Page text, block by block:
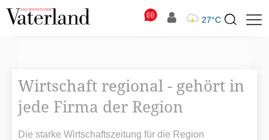
27°CSuchbegriff
Wirtschaft regional - gehört in
jede Firma der Region
Die starke Wirtschaftszeitung für die Region